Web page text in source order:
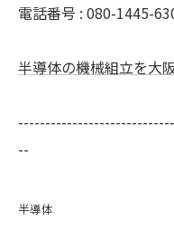
電話番号 : 080-1445-
半導体の機械組立を大
--
半導体